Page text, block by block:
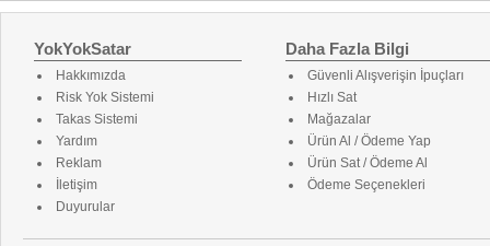
YokYokSatar
Hakkımızda
Risk Yok Sistemi
Takas Sistemi
Yardım
Reklam
İletişim
Duyurular
Daha Fazla Bilgi
Güvenli Alışverişin İpuçları
Hızlı Sat
Mağazalar
Ürün Al / Ödeme Yap
Ürün Sat / Ödeme Al
Ödeme Seçenekleri